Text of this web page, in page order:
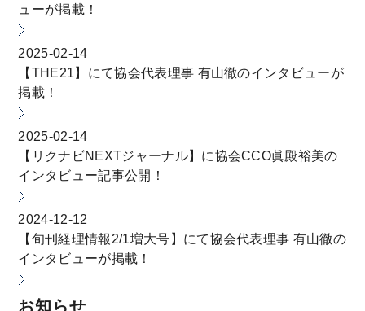
ューが掲載！
2025-02-14
【THE21】にて協会代表理事 有山徹のインタビューが
掲載！
2025-02-14
【リクナビNEXTジャーナル】に協会CCO眞殿裕美の
インタビュー記事公開！
2024-12-12
【旬刊経理情報2/1増大号】にて協会代表理事 有山徹の
インタビューが掲載！
お知らせ